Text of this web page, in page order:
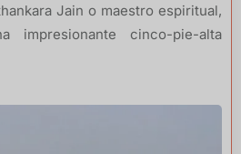
Jain o maestro espiritual,
impresionante cinco-pie-alta